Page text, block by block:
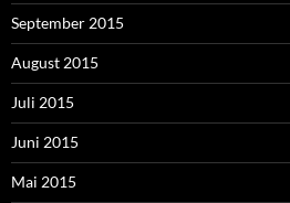
September 2015
August 2015
Juli 2015
Juni 2015
Mai 2015